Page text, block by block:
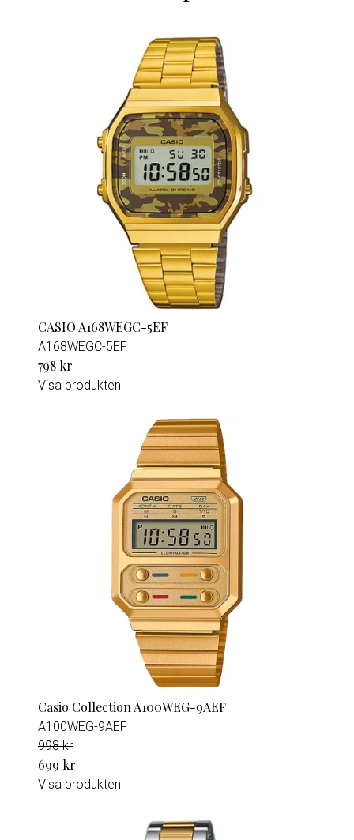
CASIO A168WEGC-5EF
A168WEGC-5EF
798 kr
Visa produkten
Casio Collection A100WEG-9AEF
A100WEG-9AEF
998 kr
699 kr
Visa produkten